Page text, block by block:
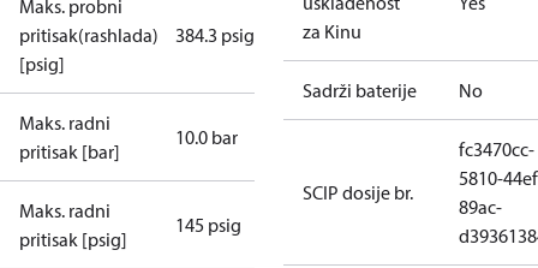
Maks. probni
pritisak(rashlada)
[psig]
384.3 psig
Maks. radni
pritisak [bar]
10.0 bar
Maks. radni
pritisak [psig]
145 psig
za Kinu
Sadrži baterije No
SCIP dosije br.
fc3470cc-
5810-
89ac-